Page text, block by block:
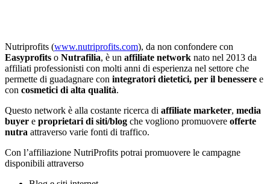
Nutriprofits (www.nutriprofits.com), da non confondere con
Easyprofits o Nutrafilia, è un affiliate network nato nel 2013 da
affiliati professionisti con molti anni di esperienza nel settore che
permette di guadagnare con integratori dietetici, per il benessere e
con cosmetici di alta qualità.
Questo network è alla costante ricerca di affiliate marketer, media
buyer e proprietari di siti/blog che vogliono promuovere offerte
nutra attraverso varie fonti di traffico.
Con l’affiliazione NutriProfits potrai promuovere le campagne
disponibili attraverso